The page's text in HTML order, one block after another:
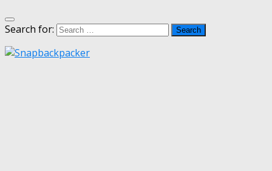
Search for: